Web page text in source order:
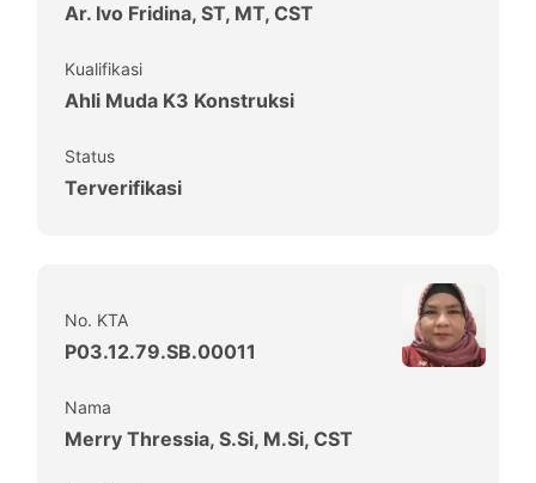
Ar. Ivo Fridina, ST, MT, CST
Kualifikasi
Ahli Muda K3 Konstruksi
Status
Terverifikasi
No. KTA
P03.12.79.SB.00011
Nama
Merry Thressia, S.Si, M.Si, CST